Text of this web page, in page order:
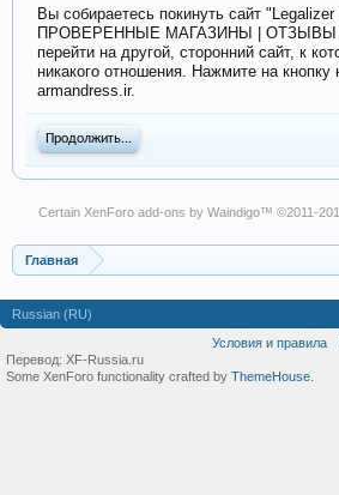
Вы собираетесь покинуть сайт
ПРОВЕРЕННЫЕ МАГАЗИНЫ | ОТЗЫВЫ
перейти на другой, сторонний сайт, к
никакого отношения. Нажмите на кнопку
armandress.ir.
Продолжить...
Certain XenForo add-ons by Waindigo™ ©2011-
Главная
Russian (RU)
Условия и правила
Перевод: XF-Russia.ru
Some XenForo functionality crafted by ThemeHouse